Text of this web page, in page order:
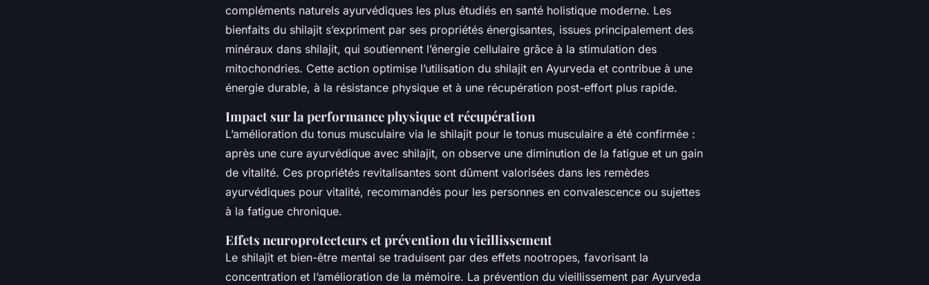
compléments naturels ayurvédiques les plus étudiés en santé holistique moderne. Les
bienfaits du shilajit s’expriment par ses propriétés énergisantes, issues principalement des
minéraux dans shilajit, qui soutiennent l’énergie cellulaire grâce à la stimulation des
mitochondries. Cette action optimise l’utilisation du shilajit en Ayurveda et contribue à une
énergie durable, à la résistance physique et à une récupération post-effort plus rapide.
Impact sur la performance physique et récupération
L’amélioration du tonus musculaire via le shilajit pour le tonus musculaire a été confirmée :
après une cure ayurvédique avec shilajit, on observe une diminution de la fatigue et un gain
de vitalité. Ces propriétés revitalisantes sont dûment valorisées dans les remèdes
ayurvédiques pour vitalité, recommandés pour les personnes en convalescence ou sujettes
à la fatigue chronique.
Effets neuroprotecteurs et prévention du vieillissement
Le shilajit et bien-être mental se traduisent par des effets nootropes, favorisant la
concentration et l’amélioration de la mémoire. La prévention du vieillissement par Ayurveda